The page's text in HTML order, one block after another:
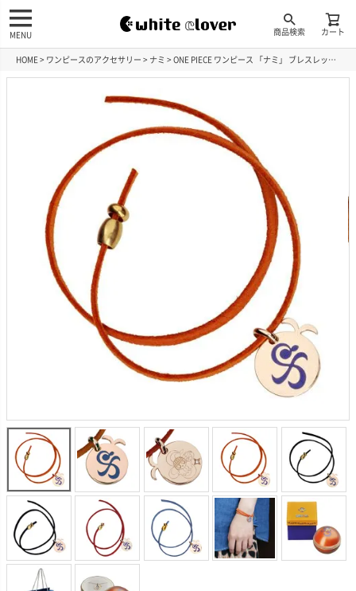
商品検索 カート
MENU
HOME ワンピースのアクセサリー ナミ ONE PIECE ワンピース 「ナミ」 ブレスレット ONE-P031